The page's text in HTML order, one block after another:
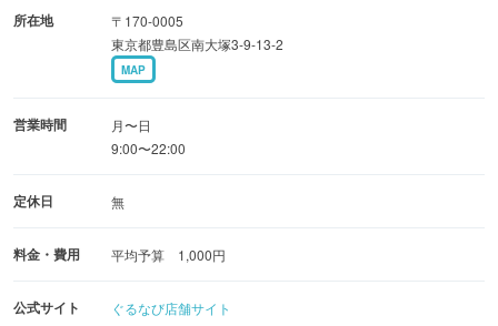
所在地
〒170-0005
東京都豊島区南大塚3-9-13-2
MAP
営業時間
月〜日
9:00〜22:00
定休日 無
料金・費用 平均予算 1,000円
公式サイト ぐるなび店舗サイト